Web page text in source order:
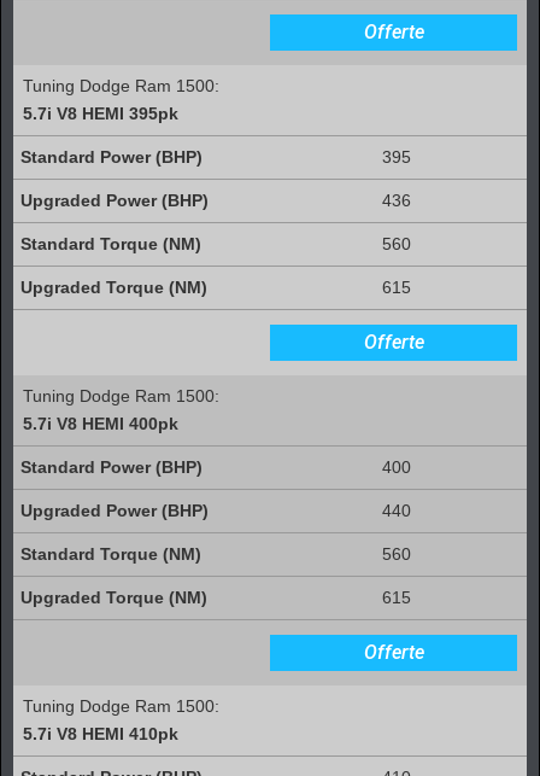
Offerte
Tuning Dodge Ram 1500:
5.7i V8 HEMI 395pk
395
436
560
615
Offerte
Tuning Dodge Ram 1500:
5.7i V8 HEMI 400pk
400
440
560
615
Offerte
Tuning Dodge Ram 1500:
5.7i V8 HEMI 410pk